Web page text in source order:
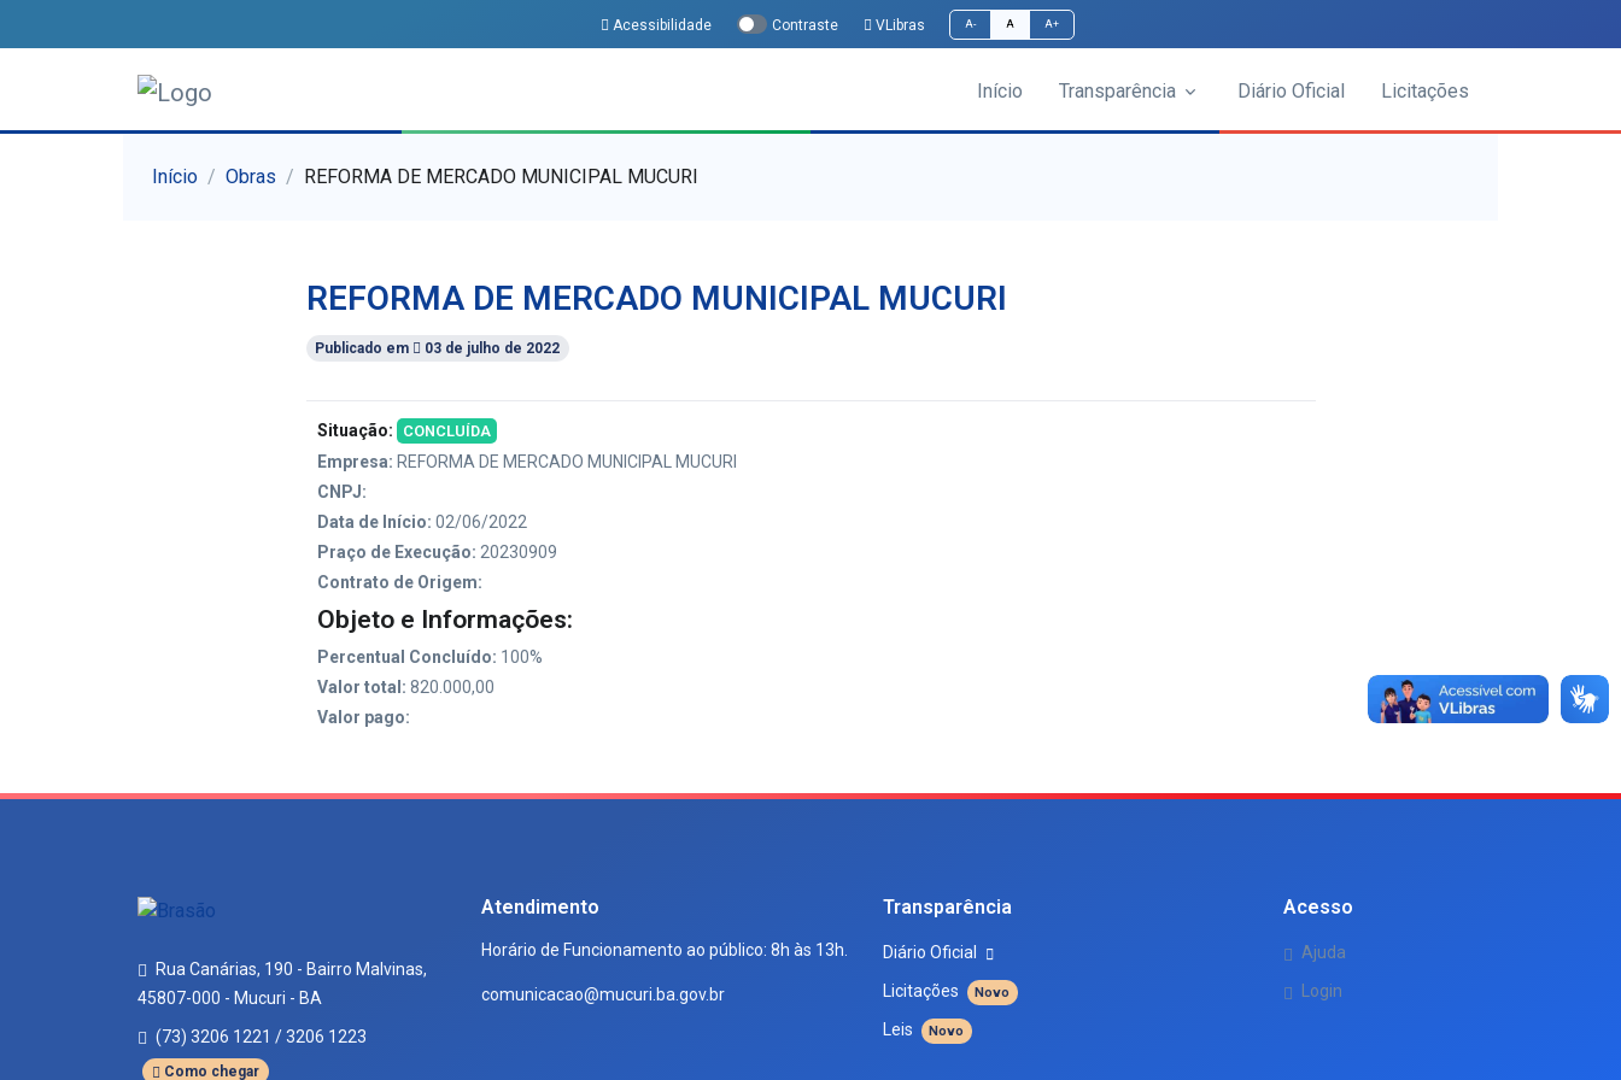
Acessibilidade Contraste VLibras A- A A+
Início Transparência Diário Oficial Licitações
Início Obras REFORMA DE MERCADO MUNICIPAL MUCURI
REFORMA DE MERCADO MUNICIPAL MUCURI
Publicado em 03 de julho de 2022
Situação: CONCLUÍDA
Empresa: REFORMA DE MERCADO MUNICIPAL MUCURI
CNPJ:
Data de Início: 02/06/2022
Praço de Execução: 20230909
Contrato de Origem:
Objeto e Informações:
Percentual Concluído: 100%
Valor total: 820.000,00
Valor pago:
Rua Canárias, 190 - Bairro Malvinas,
45807-000 - Mucuri - BA
(73) 3206 1221 / 3206 1223
Como chegar
Atendimento
Horário de Funcionamento ao público: 8h às 13h.
comunicacao@mucuri.ba.gov.br
Transparência
Diário Oficial
Licitações
Novo
Leis Novo
Acesso
Ajuda
Login